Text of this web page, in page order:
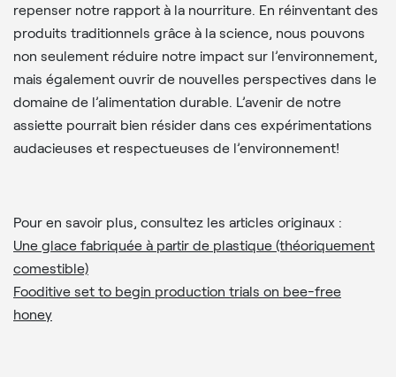
repenser notre rapport à la nourriture. En réinventant des
produits traditionnels grâce à la science, nous pouvons
non seulement réduire notre impact sur l’environnement,
mais également ouvrir de nouvelles perspectives dans le
domaine de l’alimentation durable. L’avenir de notre
assiette pourrait bien résider dans ces expérimentations
audacieuses et respectueuses de l’environnement!
Pour en savoir plus, consultez les articles originaux :
Une glace fabriquée à partir de plastique (théoriquement
comestible)
Fooditive set to begin production trials on bee-free
honey